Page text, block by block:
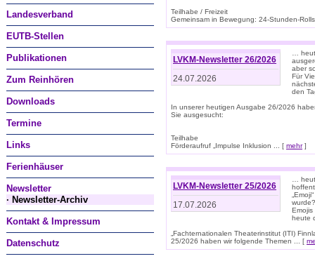
Landesverband
EUTB-Stellen
Publikationen
Zum Reinhören
Downloads
Termine
Links
Ferienhäuser
Newsletter
· Newsletter-Archiv
Kontakt & Impressum
Datenschutz
Teilhabe / Freizeit
Gemeinsam in Bewegung: 24-Stunden-
LVKM-Newsletter 26/2026
24.07.2026
…
aber
Für
den
In unserer heutigen Ausgabe 26/2026
Sie ausgesucht:
Teilhabe
Förderaufruf „Impulse Inklusion ... [ mehr]
LVKM-Newsletter 25/2026
17.07.2026
…
Emojis
heute
„Fachternationalen Theaterinstitut (ITI)
25/2026 haben wir folgende Themen ... [